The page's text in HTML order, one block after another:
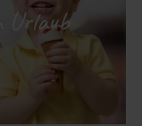
Urlaub